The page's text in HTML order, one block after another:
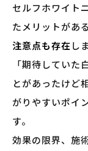
セルフホワイト
たメリットがあ
注意点も存在し
「期待していた
とがあったけど
がりやすいポイ
す。
効果の限界、施